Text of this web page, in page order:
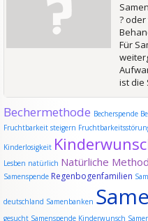
?
Für
ist die
Bechermethode Becherspende
Fruchtbarkeit steigern
Kinderlosigkeit
Lesben natürlich Natürliche
Samenspende Regenbogenfamilien
deutschland Samenbanken
gesucht Samenspende Kinderwunsch